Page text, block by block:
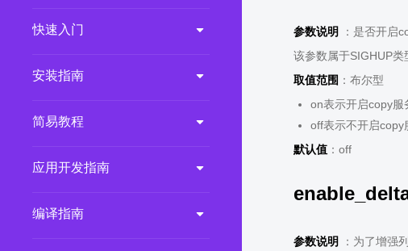
2.0.0 (LTS)
3.1.0 (EOM)
2.0.1 (EOM)
1.0.1 (EOM)
快速入门
安装指南
简易教程
应用开发指南
编译指南
参数说明
：是否开启
该参数属于SIGHUP类
取值范围 ：布尔型
on表示开启copy服
off表示不开启copy
默认值 ：off
参数说明 ：为了增强